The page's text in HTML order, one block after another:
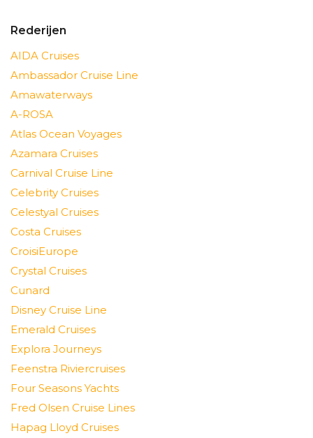
Rederijen
AIDA Cruises
Ambassador Cruise Line
Amawaterways
A-ROSA
Atlas Ocean Voyages
Azamara Cruises
Carnival Cruise Line
Celebrity Cruises
Celestyal Cruises
Costa Cruises
CroisiEurope
Crystal Cruises
Cunard
Disney Cruise Line
Emerald Cruises
Explora Journeys
Feenstra Riviercruises
Four Seasons Yachts
Fred Olsen Cruise Lines
Hapag Lloyd Cruises